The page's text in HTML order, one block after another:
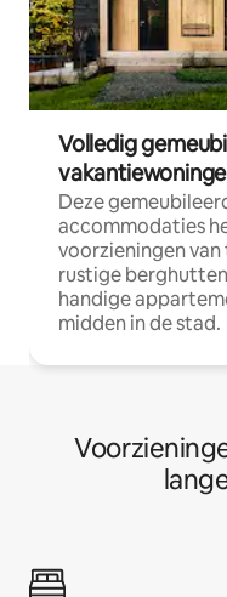
Volledig
Deze
accommodaties
voorzieningen van
rustige
handige
midden in de stad.